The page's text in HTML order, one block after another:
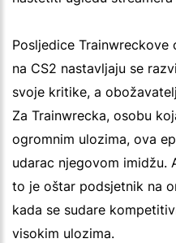
Posljedice
na CS2 nastavljaju se
svoje kritike, a
Za Trainwrecka, osobu
ogromnim ulozima, ova
udarac njegovom imidžu.
to je oštar podsjetnik na
kada se sudare
visokim ulozima.